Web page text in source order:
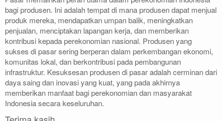
bagi produsen. Ini adalah tempat di mana produsen dapat menjual
produk mereka, mendapatkan umpan balik, meningkatkan
penjualan, menciptakan lapangan kerja, dan memberikan
kontribusi kepada perekonomian nasional. Produsen yang
sukses di pasar sering berperan dalam perkembangan ekonomi,
komunitas lokal, dan berkontribusi pada pembangunan
infrastruktur. Kesuksesan produsen di pasar adalah cerminan dari
daya saing dan inovasi yang kuat, yang pada akhirnya
memberikan manfaat bagi perekonomian dan masyarakat
Indonesia secara keseluruhan.